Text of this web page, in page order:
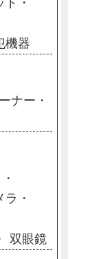
ド
機器
ナー
ラ
双眼鏡